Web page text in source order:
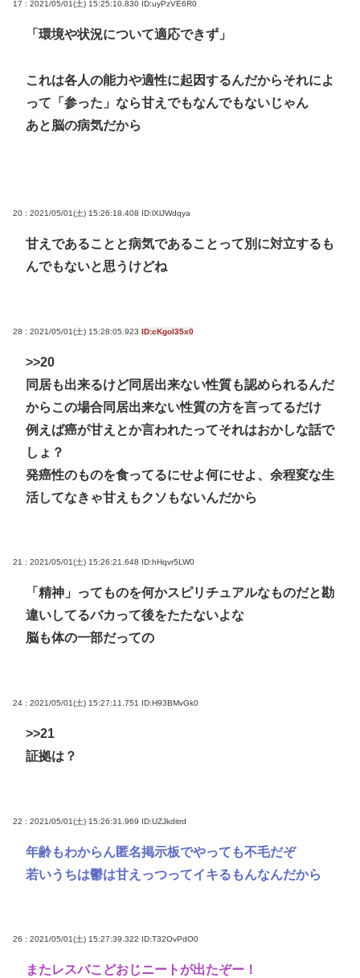
17 : 2021/05/01(土) 15:25:10.830 ID:uyPzVE6R0
「環境や状況について適応できず」
これは各人の能力や適性に起因するんだからそれによ
って「参った」なら甘えでもなんでもないじゃん
あと脳の病気だから
20 : 2021/05/01(土) 15:26:18.408 ID:lXlJWdqya
甘えであることと病気であることって別に対立するも
んでもないと思うけどね
28 : 2021/05/01(土) 15:28:05.923 ID:cKgol35x0
>>20
同居も出来るけど同居出来ない性質も認められるんだ
からこの場合同居出来ない性質の方を言ってるだけ
例えば癌が甘えとか言われたってそれはおかしな話で
しょ？
発癌性のものを食ってるにせよ何にせよ、余程変な生
活してなきゃ甘えもクソもないんだから
21 : 2021/05/01(土) 15:26:21.648 ID:hHqvr5LW0
「精神」ってものを何かスピリチュアルなものだと勘
違いしてるバカって後をたたないよな
脳も体の一部だっての
24 : 2021/05/01(土) 15:27:11.751 ID:H93BMvGk0
>>21
証拠は？
22 : 2021/05/01(土) 15:26:31.969 ID:UZJkditrd
年齢もわからん匿名掲示板でやっても不毛だぞ
若いうちは鬱は甘えっつってイキるもんなんだから
26 : 2021/05/01(土) 15:27:39.322 ID:T32OvPdO0
またレスバこどおじニートが出たぞー！